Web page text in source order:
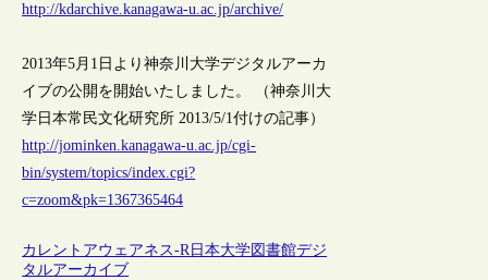
http://kdarchive.kanagawa-u.ac.jp/archive/
2013年5月1日より神奈川大学デジタルアーカ
イブの公開を開始いたしました。 （神奈川大
学日本常民文化研究所 2013/5/1付けの記事）
http://jominken.kanagawa-u.ac.jp/cgi-
bin/system/topics/index.cgi?
c=zoom&pk=1367365464
カレントアウェアネス-R日本大学図書館デジ
タルアーカイブ